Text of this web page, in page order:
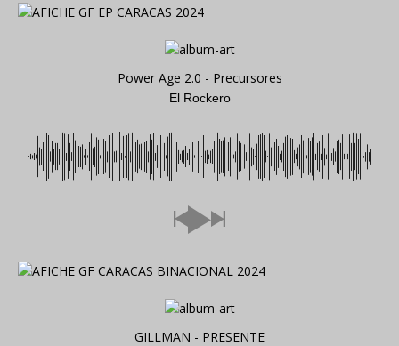
Power Age 2.0 - Precursores
El Rockero
GILLMAN - PRESENTE